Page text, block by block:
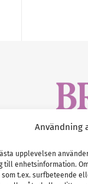
Användning
upplevelsen
enhetsinformation.
t.ex. surfbeteende
Tel :
E-post: